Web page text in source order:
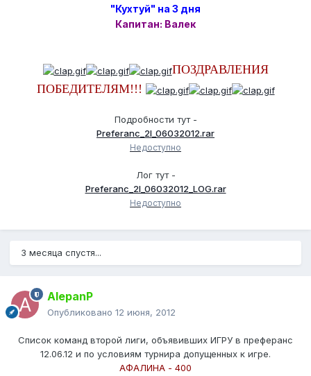
"Кухтуй" на 3 дня
Капитан: Валек
ПОЗДРАВЛЕНИЯ
ПОБЕДИТЕЛЯМ!!!
Подробности тут -
Preferanc_2l_06032012.rar
Недоступно
Лог тут -
Preferanc_2l_06032012_LOG.rar
Недоступно
3 месяца спустя...
AlepanP
Опубликовано 12 июня, 2012
Список команд второй лиги, объявивших ИГРУ в преферанс
12.06.12 и по условиям турнира допущенных к игре.
АФАЛИНА - 400